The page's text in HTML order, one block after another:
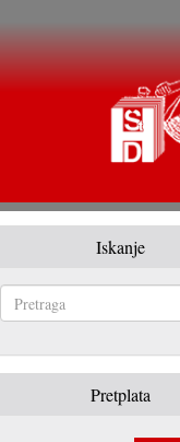
Iskanje
Pretplata